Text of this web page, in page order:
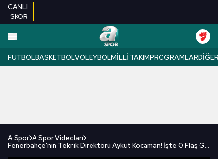
CANLI
SKOR
FUTBOLBASKETBOLVOLEYBOLMILLI TAKIMPROGRAMLARDIĞER
A Spor A Spor Videoları
Fenerbahçe'nin Teknik Direktörü Aykut Kocaman! İşte O Flaş Gelişmenin Detayları